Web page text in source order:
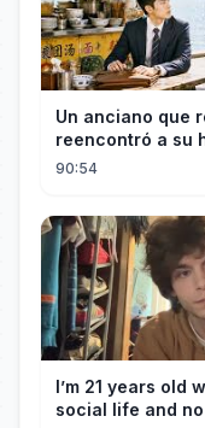
Un anciano que
reencontró a su
empresario
90:54
I’m 21 years old
social life and